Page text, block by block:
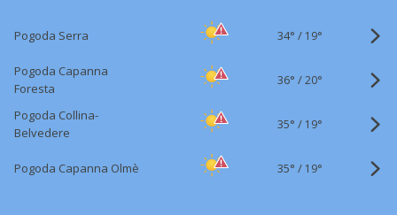
Pogoda Serra 34° / 19°
Pogoda Capanna
Foresta
36° /20°
Pogoda Collina-
Belvedere
35° / 19°
Pogoda Capanna Olmè 35° / 19°